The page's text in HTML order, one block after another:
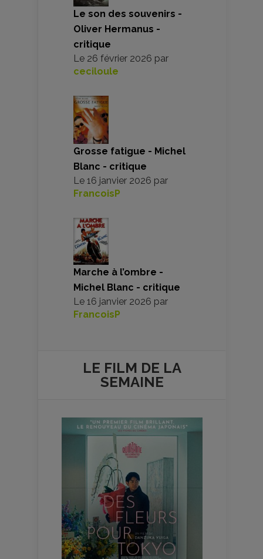
Le son des souvenirs -
Oliver Hermanus -
critique
Le 26 février 2026 par
ceciloule
Grosse fatigue - Michel
Blanc - critique
Le 16 janvier 2026 par
FrancoisP
Marche à l’ombre -
Michel Blanc - critique
Le 16 janvier 2026 par
FrancoisP
LE FILM DE LA
SEMAINE